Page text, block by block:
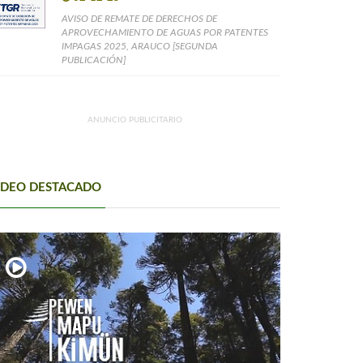
AVISO DE REMATE DE DERECHOS DE
APROVECHAMIENTO DE AGUAS POR PATENTES
IMPAGAS 2025, ARAUCO [SEGUNDA
PUBLICACIÓN]
ANUNCIO PUBLICITARIO
DESTACADO